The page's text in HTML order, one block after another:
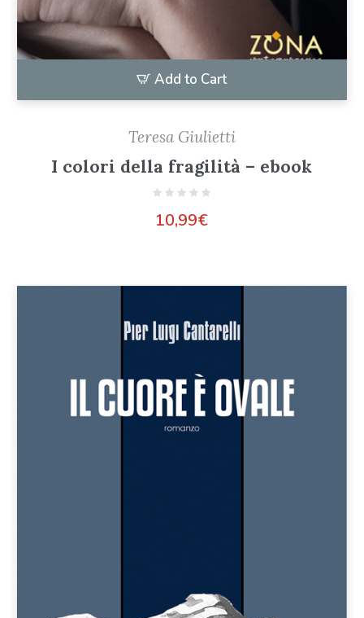
Add to Cart
Teresa Giulietti
I colori della fragilità – ebook
10,99€